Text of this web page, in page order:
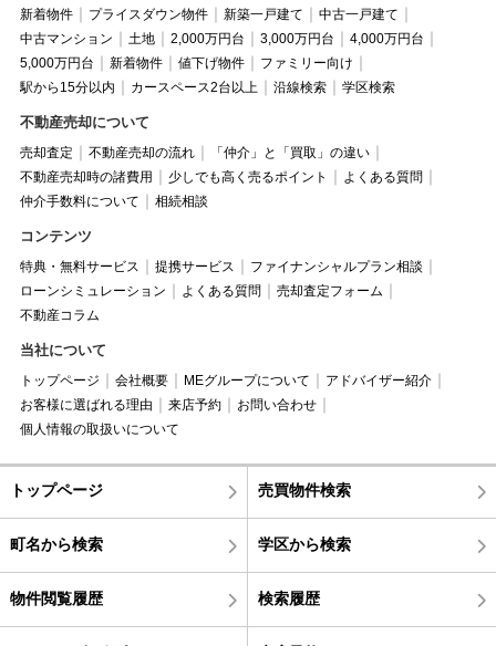
新着物件 プライスダウン物件 新築一戸建て
中古一戸建て
中古マンション
土地 2,000万円台 3,000万円台
4,000万円台
5,000万円台
新着物件 値下げ物件
ファミリー向け
駅から15分以内
カースペース2台以上 沿線検索 学区検索
不動産売却について
売却査定 不動産売却の流れ
「仲介」と「買取」の違い
不動産売却時の諸費用
少しでも高く売るポイント
よくある質問
仲介手数料について
相続相談
コンテンツ
特典・無料サービス 提携サービス
ファイナンシャルプラン相談
ローンシミュレーション
よくある質問
売却査定フォーム
不動産コラム
当社について
トップページ 会社概要 MEグループについて
アドバイザー紹介
お客様に選ばれる理由
来店予約
お問い合わせ
個人情報の取扱いについて
トップページ 売買物件検索
町名から検索 学区から検索
物件閲覧履歴 検索履歴